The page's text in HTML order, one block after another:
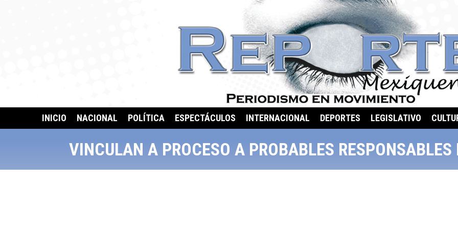
INICIO NACIONAL POLÍTICA ESPECTÁCULOS INTERNACIONAL DEPORTES LEGISLATIVO
VINCULAN A PROCESO A PROBABLES RESPONSABLES